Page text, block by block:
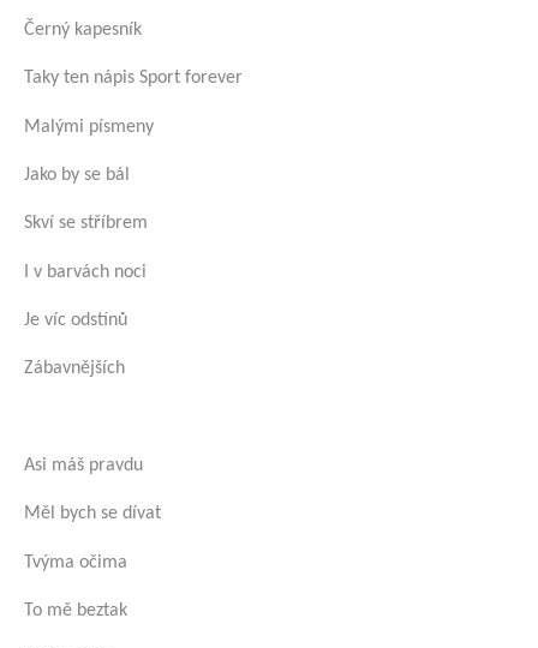
Černý kapesník
Taky ten nápis Sport forever
Malými písmeny
Jako by se bál
Skví se stříbrem
I v barvách noci
Je víc odstínů
Zábavnějších
Asi máš pravdu
Měl bych se dívat
Tvýma očima
To mě beztak